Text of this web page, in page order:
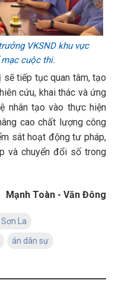
VKSND khu vực
cuộc thi.
tiếp tục quan tâm, tạo
cứu, khai thác và ứng
nhân tạo vào thực hiện
cao chất lượng công
sát hoạt động tư pháp,
và chuyển đổi số trong
Mạnh Toàn - Văn Đông
La
án dân sự